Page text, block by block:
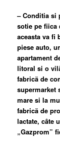
–Conditia si
sotie pe fiica
aceasta va fi
piese auto,
apartament
litoral si o
fabricã de
supermarket
mare si la
fabricã de
lactate, câte
„Gazprom”